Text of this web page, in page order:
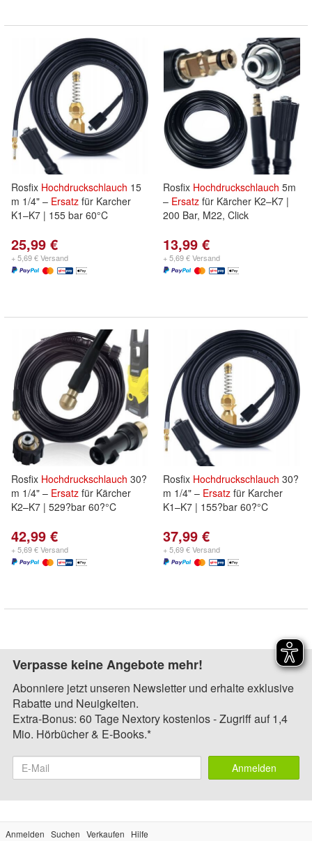
Rosfix Hochdruckschlauch 15
m 1/4" – Ersatz für Karcher
K1–K7 | 155 bar 60°C
25,99 €
+ 5,69 € Versand
Rosfix Hochdruckschlauch 5m
– Ersatz für Kärcher K2–K7 |
200 Bar, M22, Click
13,99 €
+ 5,69 € Versand
Rosfix Hochdruckschlauch 30?
m 1/4" – Ersatz für Kärcher
K2–K7 | 529?bar 60?°C
42,99 €
+ 5,69 € Versand
Rosfix Hochdruckschlauch 30?
m 1/4" – Ersatz für Karcher
K1–K7 | 155?bar 60?°C
37,99 €
+ 5,69 € Versand
Verpasse keine Angebote mehr!
Abonniere jetzt unseren Newsletter und erhalte exklusive
Rabatte und Neuigkeiten.
Extra-Bonus: 60 Tage Nextory kostenlos - Zugriff auf 1,4
Mio. Hörbücher & E-Books.*
Anmelden
Anmelden Suchen Verkaufen
Hilfe